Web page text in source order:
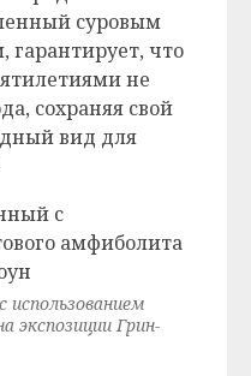
суровым
что
не
сохраняя свой
вид для
экспозиции Грин-